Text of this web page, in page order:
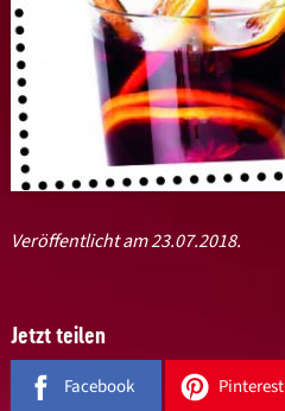
Veröffentlicht am 23.07.2018.
Jetzt teilen
Facebook Pinterest